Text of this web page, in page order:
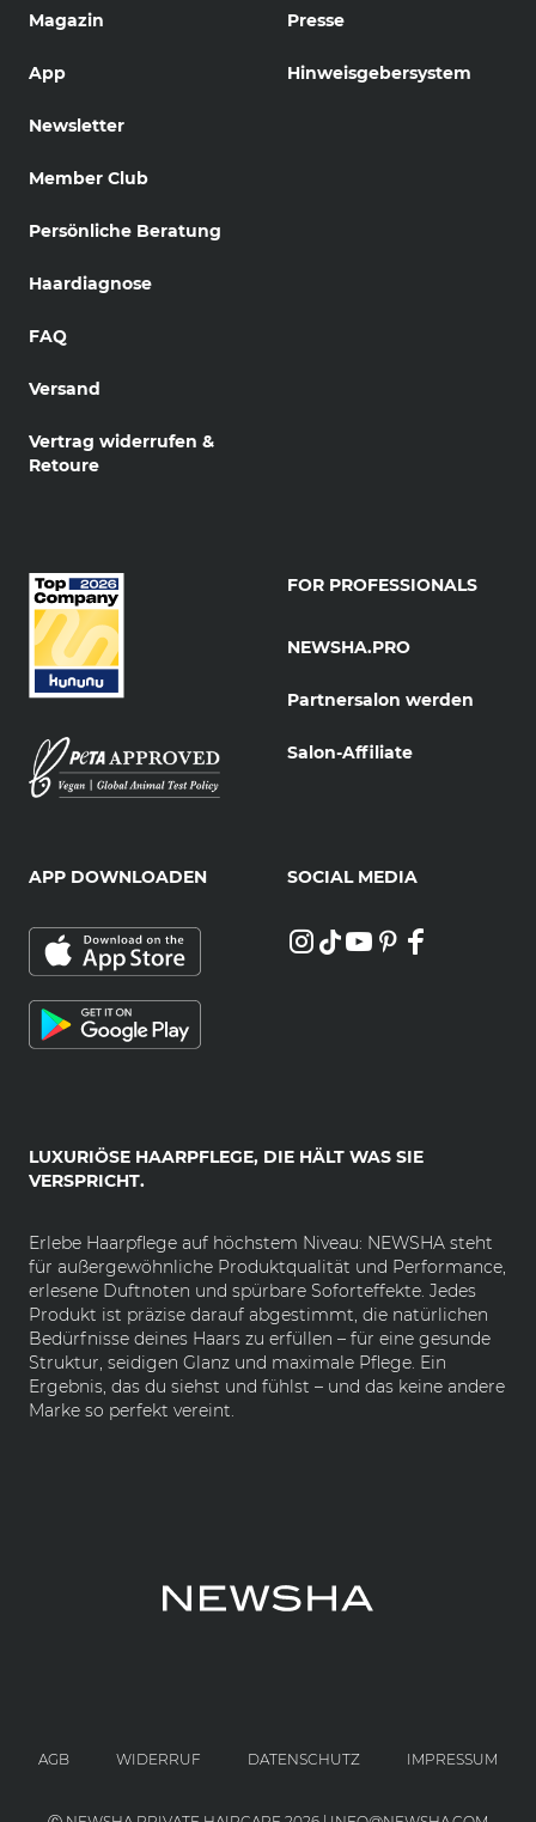
Magazin
App
Newsletter
Member Club
Persönliche Beratung
Haardiagnose
FAQ
Versand
Vertrag widerrufen &
Retoure
Presse
Hinweisgebersystem
LUXURIÖSE HAARPFLEGE, DIE HÄLT WAS SIE
VERSPRICHT.
Erlebe Haarpflege auf höchstem Niveau: NEWSHA steht
für außergewöhnliche Produktqualität und Performance,
erlesene Duftnoten und spürbare Soforteffekte. Jedes
Produkt ist präzise darauf abgestimmt, die natürlichen
Bedürfnisse deines Haars zu erfüllen – für eine gesunde
Struktur, seidigen Glanz und maximale Pflege. Ein
Ergebnis, das du siehst und fühlst – und das keine andere
Marke so perfekt vereint.
FOR PROFESSIONALS
NEWSHA.PRO
Partnersalon werden
Salon-Affiliate
APP DOWNLOADEN SOCIAL MEDIA
AGB WIDERRUF DATENSCHUTZ IMPRESSUM